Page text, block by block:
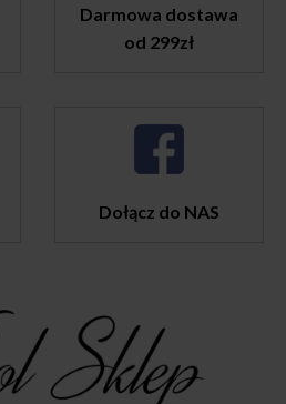
Darmowa dostawa
od 299zł
Dołącz do NAS